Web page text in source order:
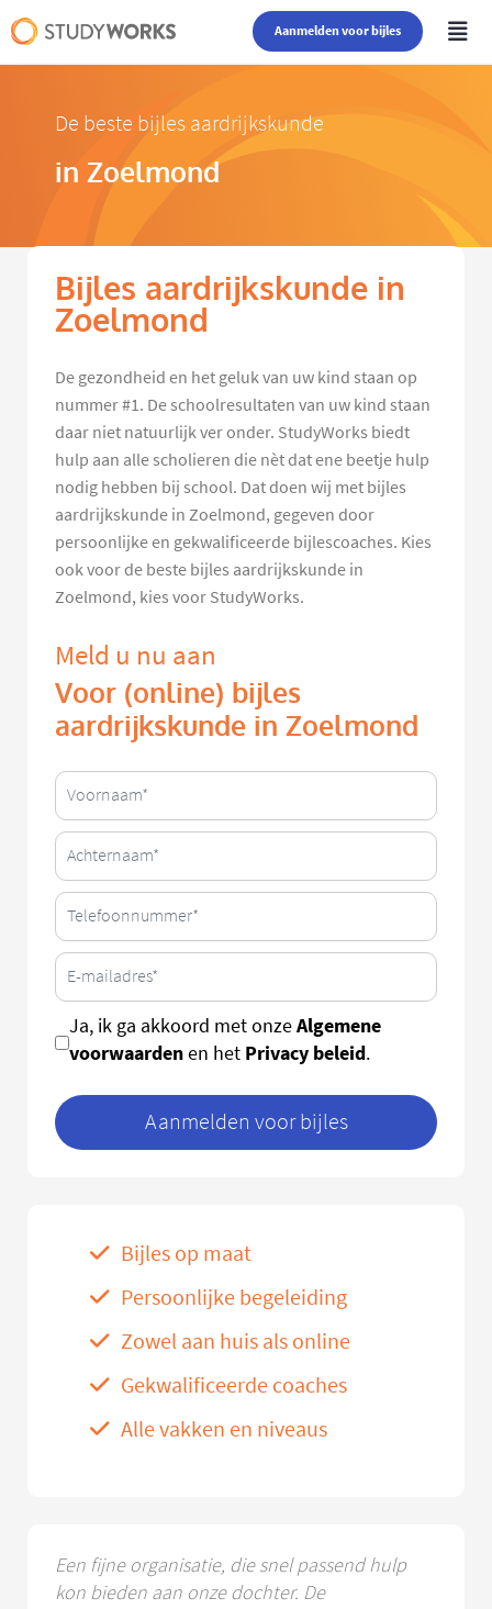
Aanmelden voor bijles
De beste bijles aardrijkskunde
in Zoelmond
Bijles aardrijkskunde in
Zoelmond
De gezondheid en het geluk van uw kind staan op
nummer #1. De schoolresultaten van uw kind staan
daar niet natuurlijk ver onder. StudyWorks biedt
hulp aan alle scholieren die nèt dat ene beetje hulp
nodig hebben bij school. Dat doen wij met bijles
aardrijkskunde in Zoelmond, gegeven door
persoonlijke en gekwalificeerde bijlescoaches. Kies
ook voor de beste bijles aardrijkskunde in
Zoelmond, kies voor StudyWorks.
Meld u nu aan
Voor (online) bijles
aardrijkskunde in Zoelmond
Ja, ik ga akkoord met onzeAlgemene
voorwaardenen het Privacy beleid.
Aanmelden voor bijles
Bijles op maat
Persoonlijke begeleiding
Zowel aan huis als online
Gekwalificeerde coaches
Alle vakken en niveaus
Een fijne organisatie, die snel passend hulp
kon bieden aan onze dochter. De